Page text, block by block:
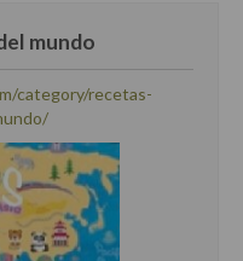
mundo
category/recetas-